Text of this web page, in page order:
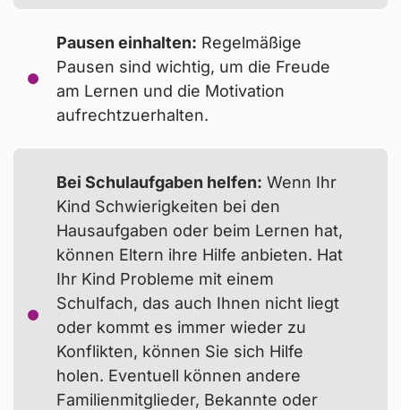
Pausen einhalten: Regelmäßige
Pausen sind wichtig, um die Freude
am Lernen und die Motivation
aufrechtzuerhalten.
Bei Schulaufgaben helfen: Wenn Ihr
Kind Schwierigkeiten bei den
Hausaufgaben oder beim Lernen hat,
können Eltern ihre Hilfe anbieten. Hat
Ihr Kind Probleme mit einem
Schulfach, das auch Ihnen nicht liegt
oder kommt es immer wieder zu
Konflikten, können Sie sich Hilfe
holen. Eventuell können andere
Familienmitglieder, Bekannte oder